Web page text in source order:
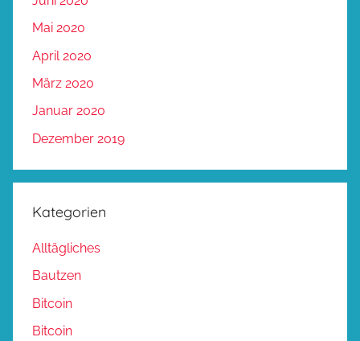
Mai 2020
April 2020
März 2020
Januar 2020
Dezember 2019
Kategorien
Alltägliches
Bautzen
Bitcoin
Bitcoin